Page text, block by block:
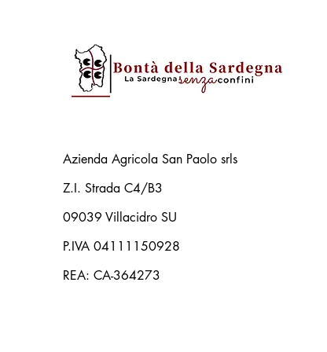
Azienda Agricola San Paolo srls
Z.I. Strada C4/B3
09039 Villacidro SU
P.IVA 04111150928
REA: CA-364273